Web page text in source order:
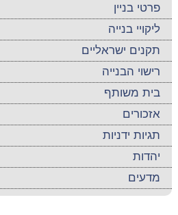
פרטי בניין
ליקויי בנייה
תקנים ישראליים
רישוי הבנייה
בית משותף
אזכורים
תגיות ידניות
יהדות
מדעים